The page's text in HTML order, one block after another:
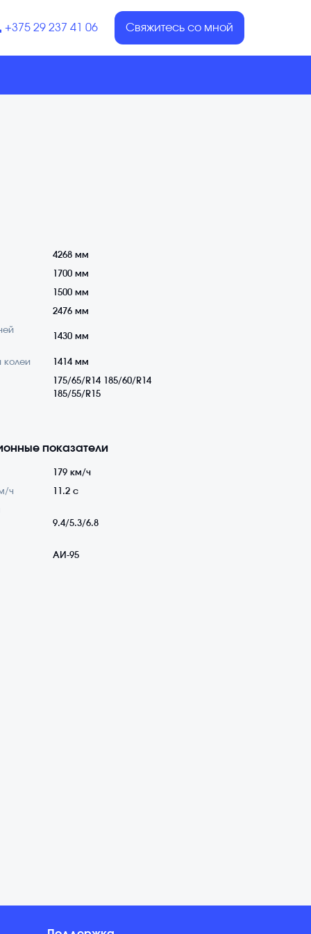
+375 29 237 41 06 Свяжитесь со мной
4268 мм
1700 мм
1500 мм
2476 мм
1430 мм
колеи 1414 мм
175/65/R14 185/60/R14
185/55/R15
показатели
179 км/ч
ч 11.2 с
9.4/5.3/6.8
АИ-95